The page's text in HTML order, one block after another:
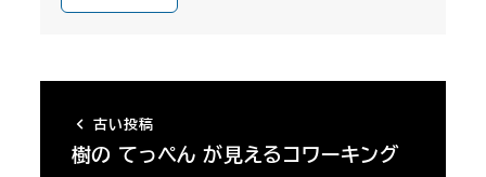
古い投稿
樹の てっぺん が見えるコワーキング